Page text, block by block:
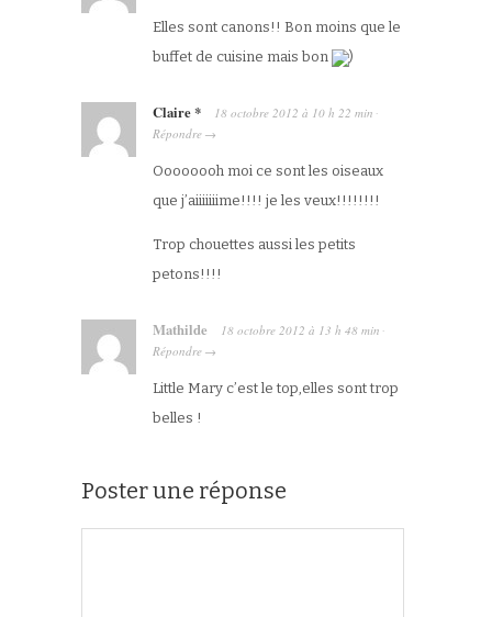
Elles sont canons!! Bon moins que le
buffet de cuisine mais bon
)
Claire * 18 octobre 2012 à 10 h 22 min ·
Répondre →
Oooooooh moi ce sont les oiseaux
que j’aiiiiiiime!!!! je les veux!!!!!!!!
Trop chouettes aussi les petits
petons!!!!
Mathilde 18 octobre 2012 à 13 h 48 min ·
Répondre →
Little Mary c’est le top,elles sont trop
belles !
Poster une réponse